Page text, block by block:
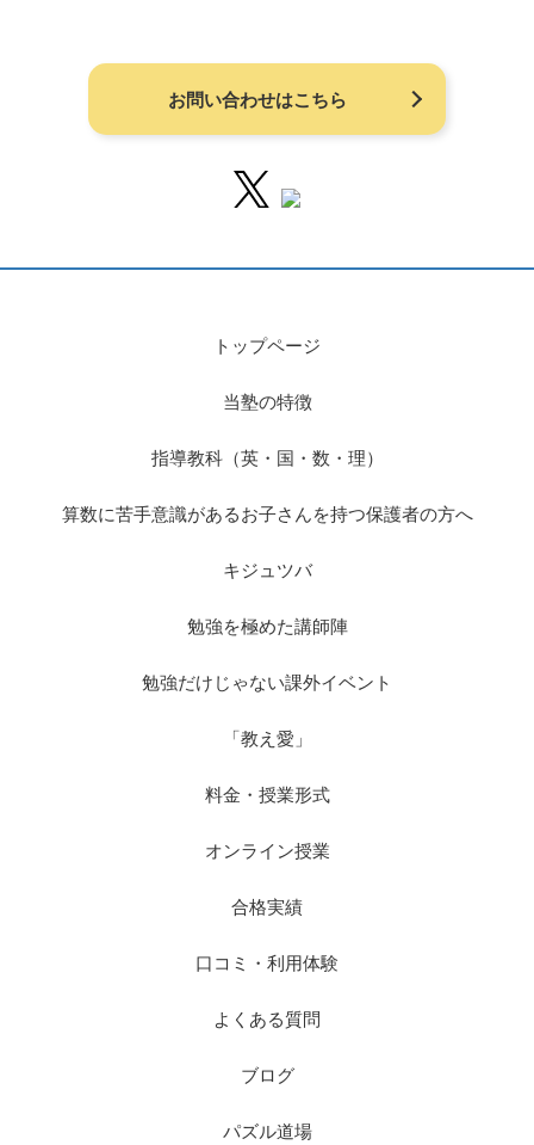
お問い合わせはこちら
トップページ
当塾の特徴
指導教科（英・国・数・理）
算数に苦手意識があるお子さんを持つ保護者の方へ
キジュツバ
勉強を極めた講師陣
勉強だけじゃない課外イベント
「教え愛」
料金・授業形式
オンライン授業
合格実績
口コミ・利用体験
よくある質問
ブログ
パズル道場